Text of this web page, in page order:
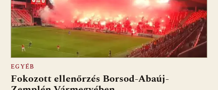
EGYÉB
Fokozott ellenőrzés Borsod-Abaúj-